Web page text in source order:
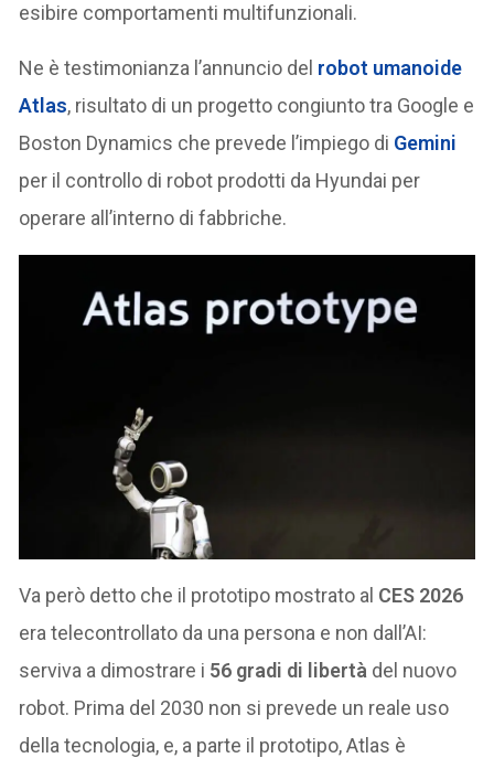
esibire comportamenti multifunzionali.
Ne è testimonianza l’annuncio del robot umanoide
Atlas, risultato di un progetto congiunto tra Google e
Boston Dynamics che prevede l’impiego di Gemini
per il controllo di robot prodotti da Hyundai per
operare all’interno di fabbriche.
Va però detto che il prototipo mostrato al CES 2026
era telecontrollato da una persona e non dall’AI:
serviva a dimostrare i 56 gradi di libertà del nuovo
robot. Prima del 2030 non si prevede un reale uso
della tecnologia, e, a parte il prototipo, Atlas è